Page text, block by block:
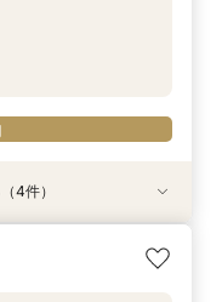
テーマパーク帰りに夜
り】即決なしで安心＆
婚式】アットホームウ
リングドッグ＆足形ス
のワンちゃん優待
4件）